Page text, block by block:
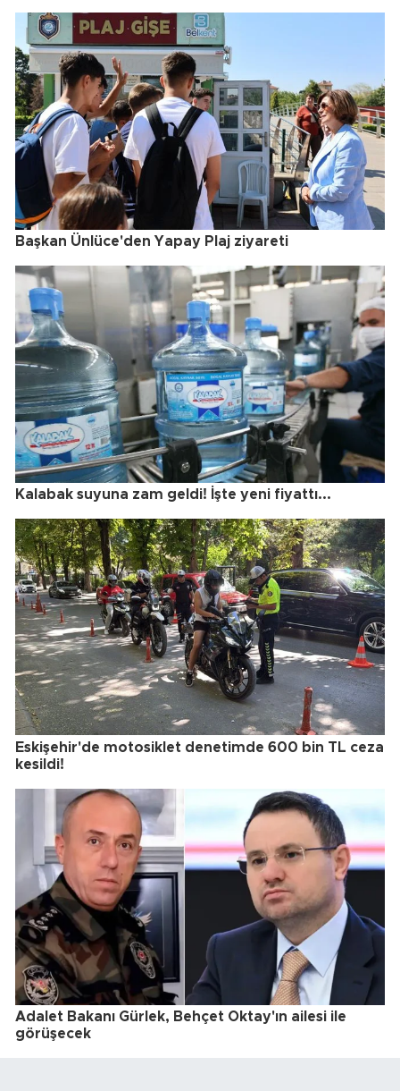
Başkan Ünlüce'den Yapay Plaj ziyareti
Kalabak suyuna zam geldi! İşte yeni fiyattı...
Eskişehir'de motosiklet denetimde 600 bin TL ceza
kesildi!
Adalet Bakanı Gürlek, Behçet Oktay'ın ailesi ile
görüşecek